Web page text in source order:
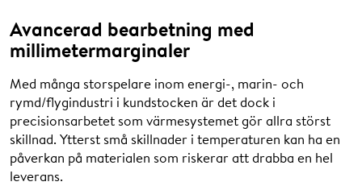
Avancerad bearbetning med
millimetermarginaler
Med många storspelare inom energi-, marin- och
rymd/flygindustri i kundstocken är det dock i
precisionsarbetet som värmesystemet gör allra störst
skillnad. Ytterst små skillnader i temperaturen kan ha en
påverkan på materialen som riskerar att drabba en hel
leverans.